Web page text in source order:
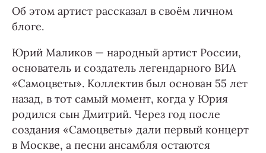
Об этом артист рассказал в своём личном
блоге.
Юрий Маликов — народный артист России,
основатель и создатель легендарного ВИА
«Самоцветы». Коллектив был основан 55 лет
назад, в тот самый момент, когда у Юрия
родился сын Дмитрий. Через год после
создания «Самоцветы» дали первый концерт
в Москве, а песни ансамбля остаются